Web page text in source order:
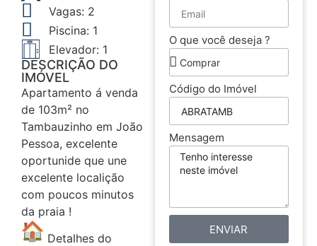
Vagas: 2
Piscina: 1
Elevador: 1
DESCRIÇÃO DO
IMÓVEL
Apartamento á venda
de 103m² no
Tambauzinho em João
Pessoa, excelente
oportunide que une
excelente localição
com poucos minutos
da praia !
Detalhes do
O que você deseja ?
Código do Imóvel
Mensagem
ENVIAR